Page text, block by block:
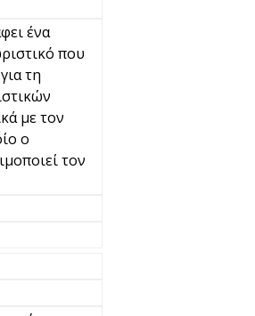
ένα
που
τη
με τον
ο
τον